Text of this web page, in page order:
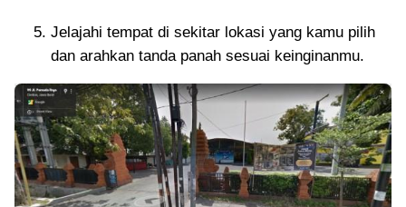
Jelajahi tempat di sekitar lokasi yang kamu pilih
dan arahkan tanda panah sesuai keinginanmu.